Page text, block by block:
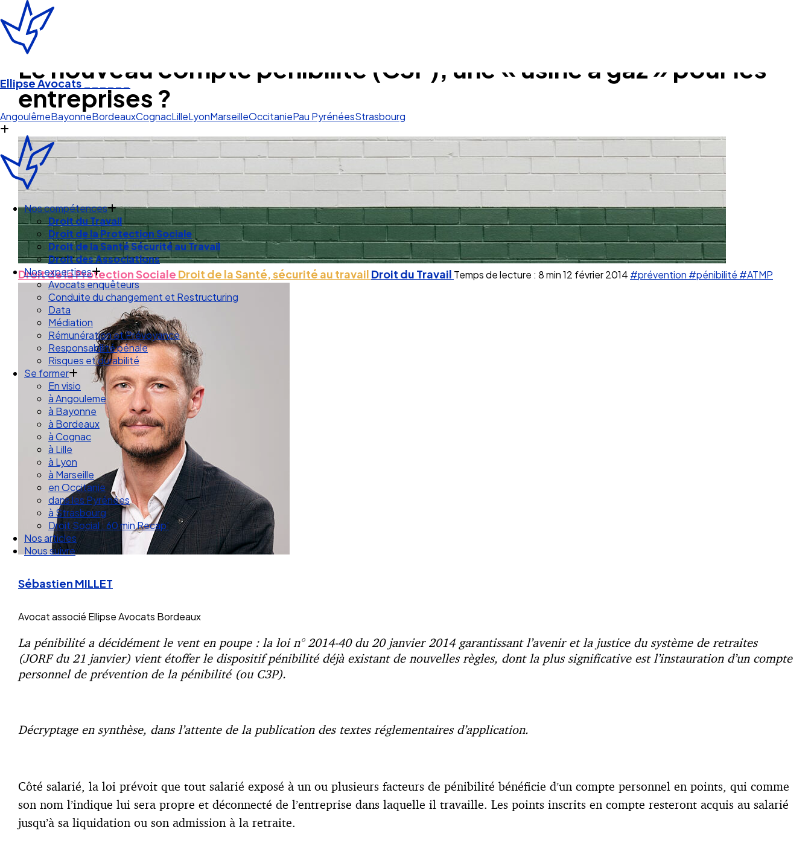
Ellipse Avocats ______
Pau Py
Angoulême
Nos compétences
Droit du Travail
Droit de la Protection Sociale
Droit de la Santé Sécurité au Travail
Droit des Associations
Nos expertises
Avocats enquêteurs
Conduite du changement et Restructuring
Data
Médiation
Rémunération et Prévoyance
Responsabilité pénale
Risques et durabilité
Se former
En visio
à Angouleme
à Bayonne
à Bordeaux
à Cognac
à Lille
à Lyon
à Marseille
en Occitanie
dans les Pyrénées
à Strasbourg
Droit Social : 60 min Recap’
Nos articles
Le nouveau compte pénibilité (C3P), une « usine à gaz » pour les
entreprises ?
Droit de la Protection Sociale Droit de la Santé, sécurité au travail Droit du Travail Temps de lecture : 8 min12 février 2014 #prévention #pénibilité #ATMP
Sébastien MILLET
Avocat associé Ellipse Avocats Bordeaux
La pénibilité a décidément le vent en poupe : la loi n° 2014-40 du 20 janvier 2014 garantissant l’avenir et la justice du système de retraites
(JORF du 21 janvier) vient étoffer le dispositif pénibilité déjà existant de nouvelles règles, dont la plus significative est l’instauration d’un compte
personnel de prévention de la pénibilité (ou C3P).
Décryptage en synthèse, dans l’attente de la publication des textes réglementaires d’application.
Côté salarié, la loi prévoit que tout salarié exposé à un ou plusieurs facteurs de pénibilité bénéficie d’un compte personnel en points, qui comme
son nom l’indique lui sera propre et déconnecté de l’entreprise dans laquelle il travaille. Les points inscrits en compte resteront acquis au salarié
jusqu’à sa liquidation ou son admission à la retraite.